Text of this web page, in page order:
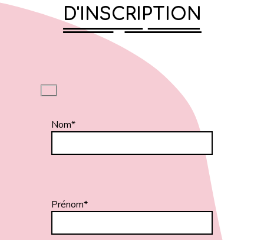
D'INSCRIPTION
Nom*
Prénom*